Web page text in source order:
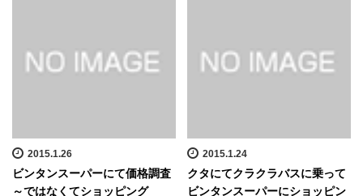
2015.1.26
ビンタンスーパーにて価格調査
～ではなくてショッピング
2015.1.24
クタにてクラクラバスに乗って
ビンタンスーパーにショッピン